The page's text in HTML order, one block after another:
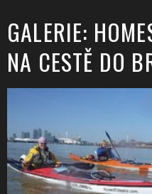
GALERIE:
NA CESTĚ DO